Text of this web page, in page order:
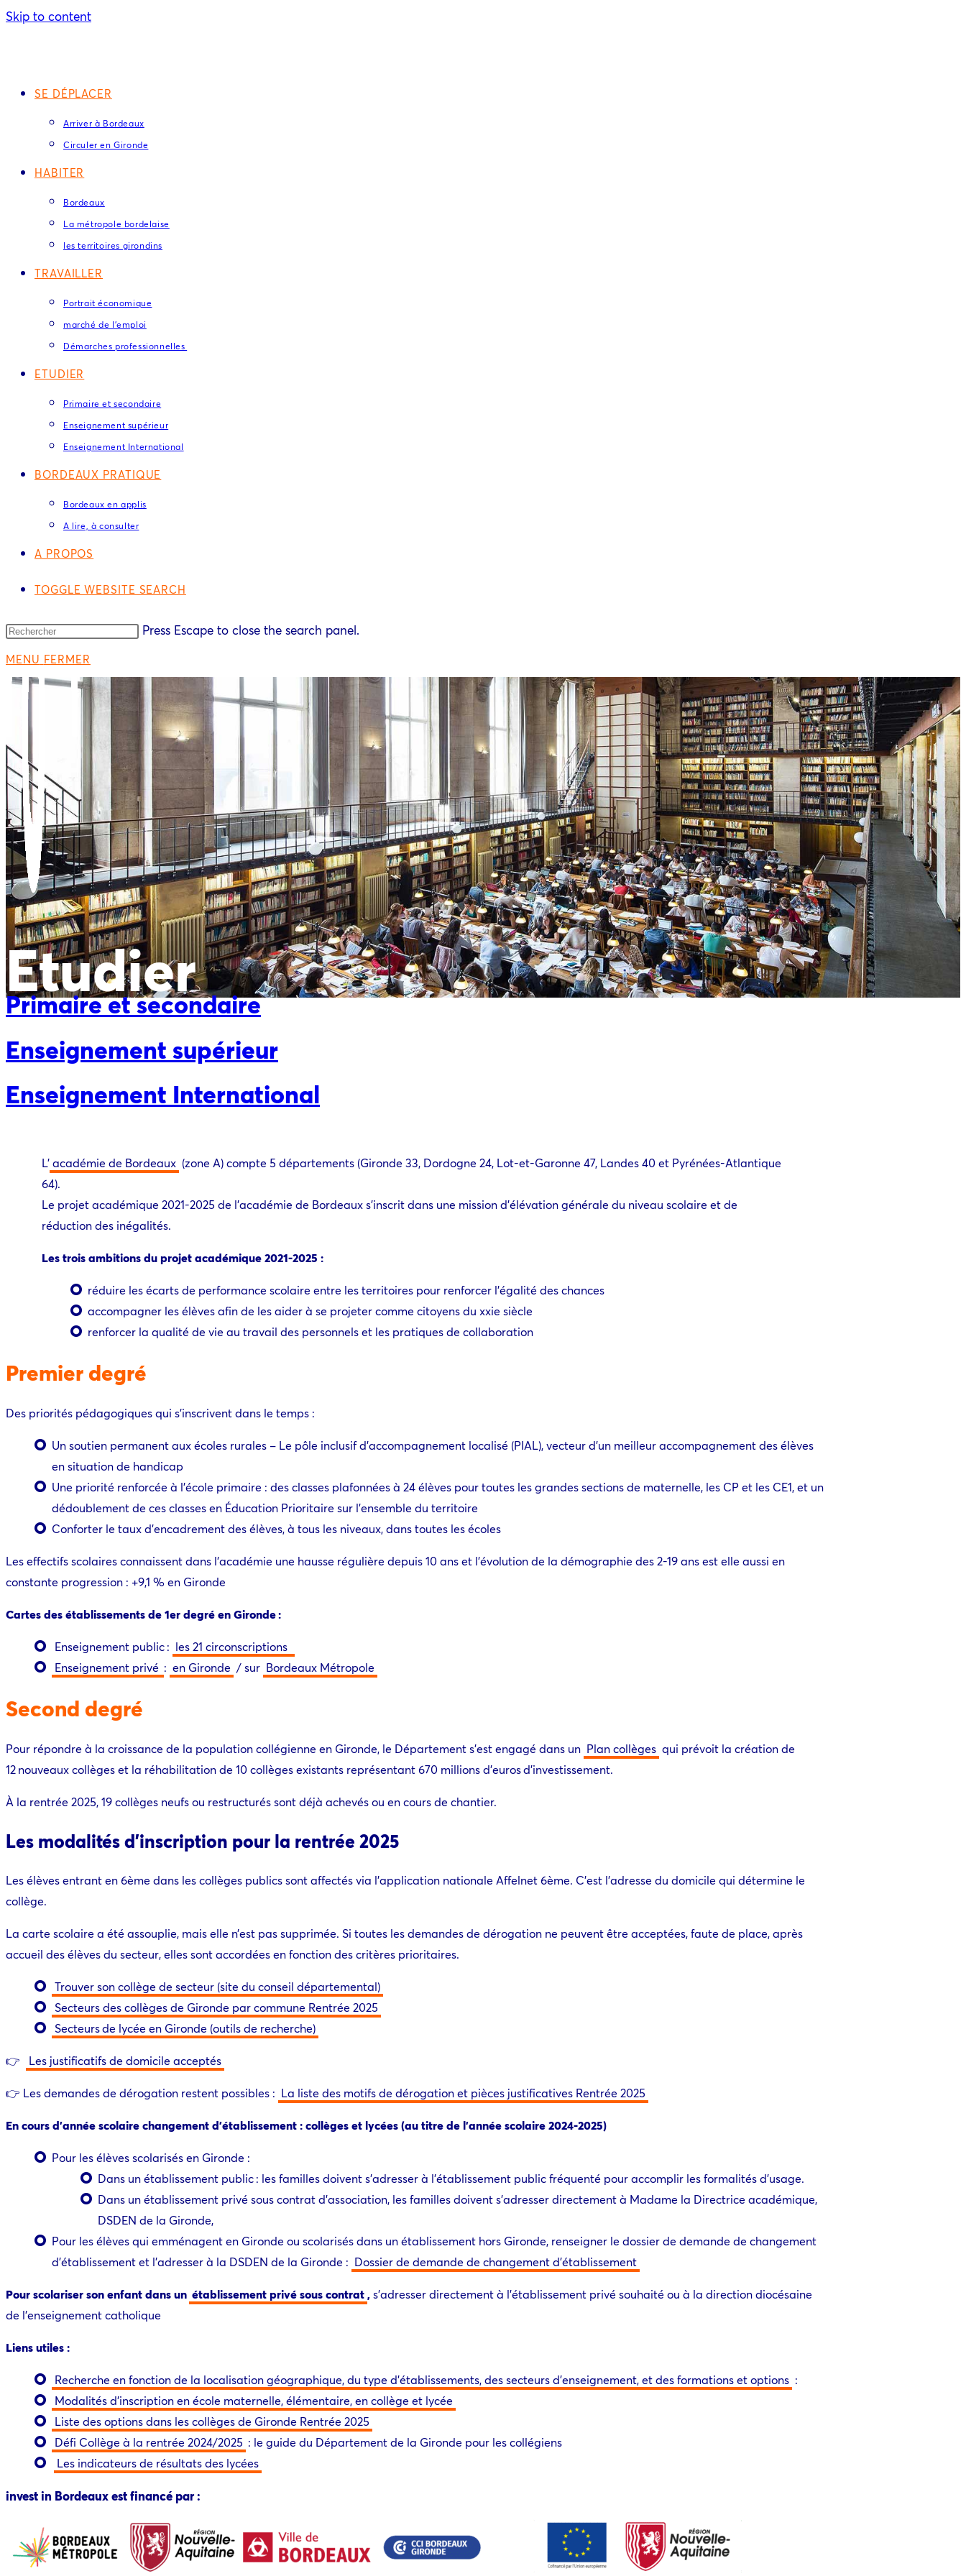
Skip to content
SE DÉPLACER
Arriver à Bordeaux
Circuler en Gironde
HABITER
Bordeaux
La métropole bordelaise
les territoires girondins
TRAVAILLER
Portrait économique
marché de l’emploi
Démarches professionnelles
ETUDIER
Primaire et secondaire
Enseignement supérieur
Enseignement International
BORDEAUX PRATIQUE
Bordeaux en applis
A lire, à consulter
A PROPOS
TOGGLE WEBSITE SEARCH
Press Escape to close the search panel.
MENU FERMER
Etudier
Primaire et secondaire
Enseignement supérieur
Enseignement International
L’académie de Bordeaux (zone A) compte 5 départements (Gironde 33, Dordogne 24, Lot-et-Garonne 47, Landes 40 et Pyrénées-Atlantique
64).
Le projet académique 2021-2025 de l’académie de Bordeaux s’inscrit dans une mission d’élévation générale du niveau scolaire et de
réduction des inégalités.
Les trois ambitions du projet académique 2021-2025 :
réduire les écarts de performance scolaire entre les territoires pour renforcer l’égalité des chances
accompagner les élèves afin de les aider à se projeter comme citoyens du xxie siècle
renforcer la qualité de vie au travail des personnels et les pratiques de collaboration
Premier degré
Des priorités pédagogiques qui s’inscrivent dans le temps :
Un soutien permanent aux écoles rurales – Le pôle inclusif d’accompagnement localisé (PIAL), vecteur d’un meilleur accompagnement des élèves
en situation de handicap
Une priorité renforcée à l’école primaire : des classes plafonnées à 24 élèves pour toutes les grandes sections de maternelle, les CP et les CE1, et un
dédoublement de ces classes en Éducation Prioritaire sur l’ensemble du territoire
Conforter le taux d’encadrement des élèves, à tous les niveaux, dans toutes les écoles
Les effectifs scolaires connaissent dans l’académie une hausse régulière depuis 10 ans et l’évolution de la démographie des 2-19 ans est elle aussi en
constante progression : +9,1 % en Gironde
Cartes des établissements de 1er degré en Gironde :
Enseignement public : les 21 circonscriptions
Enseignement privé : en Gironde / sur Bordeaux Métropole
Second degré
Pour répondre à la croissance de la population collégienne en Gironde, le Département s’est engagé dans un Plan collèges qui prévoit la création de
12 nouveaux collèges et la réhabilitation de 10 collèges existants représentant 670 millions d’euros d’investissement.
À la rentrée 2025, 19 collèges neufs ou restructurés sont déjà achevés ou en cours de chantier.
Les modalités d’inscription pour la rentrée 2025
Les élèves entrant en 6ème dans les collèges publics sont affectés via l’application nationale Affelnet 6ème. C’est l’adresse du domicile qui détermine le
collège.
La carte scolaire a été assouplie, mais elle n’est pas supprimée. Si toutes les demandes de dérogation ne peuvent être acceptées, faute de place, après
accueil des élèves du secteur, elles sont accordées en fonction des critères prioritaires.
Trouver son collège de secteur (site du conseil départemental)
Secteurs des collèges de Gironde par commune Rentrée 2025
Secteurs de lycée en Gironde (outils de recherche)
👉 Les justificatifs de domicile acceptés
👉 Les demandes de dérogation restent possibles : La liste des motifs de dérogation et pièces justificatives Rentrée 2025
En cours d’année scolaire changement d’établissement : collèges et lycées (au titre de l’année scolaire 2024-2025)
Pour les élèves scolarisés en Gironde :
Dans un établissement public : les familles doivent s’adresser à l’établissement public fréquenté pour accomplir les formalités d’usage.
Dans un établissement privé sous contrat d’association, les familles doivent s’adresser directement à Madame la Directrice académique,
DSDEN de la Gironde,
Pour les élèves qui emménagent en Gironde ou scolarisés dans un établissement hors Gironde, renseigner le dossier de demande de changement
d’établissement et l’adresser à la DSDEN de la Gironde : Dossier de demande de changement d’établissement
Pour scolariser son enfant dans un établissement privé sous contrat, s’adresser directement à l’établissement privé souhaité ou à la direction diocésaine
de l’enseignement catholique
Liens utiles :
Recherche en fonction de la localisation géographique, du type d’établissements, des secteurs d’enseignement, et des formations et options :
Modalités d’inscription en école maternelle, élémentaire, en collège et lycée
Liste des options dans les collèges de Gironde Rentrée 2025
Défi Collège à la rentrée 2024/2025 : le guide du Département de la Gironde pour les collégiens
Les indicateurs de résultats des lycées
invest in Bordeaux est financé par :